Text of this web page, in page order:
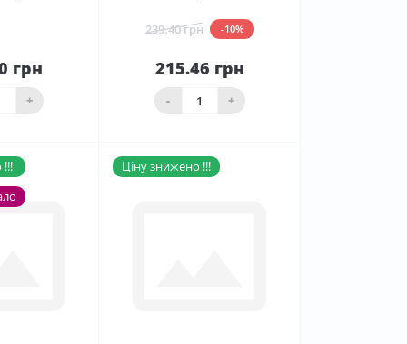
грн
+
До
239.40 грн -10%
215.46 грн
- +
До
кошика
!!!
Ціну знижено !!!